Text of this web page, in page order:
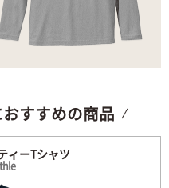
すすめの商品
ィーTシャツ